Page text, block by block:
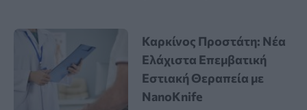
Καρκίνος Προστάτη: Νέα
Ελάχιστα Επεμβατική
Εστιακή Θεραπεία με
NanoKnife